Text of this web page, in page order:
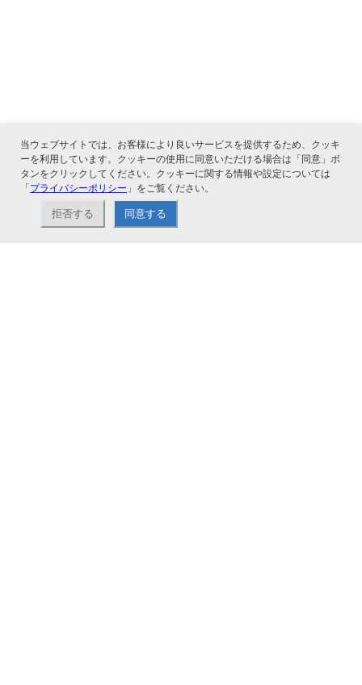
関連サービス
当ウェブサイトでは、お客様により良いサービスを提供するため、クッキ
ーを利用しています。クッキーの使用に同意いただける場合は「同意」ボ
タンをクリックしてください。クッキーに関する情報や設定については
「プライバシーポリシー 」をご覧ください。
拒否する 同意する